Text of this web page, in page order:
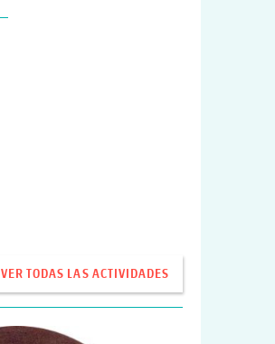
VER TODAS LAS ACTIVIDADES